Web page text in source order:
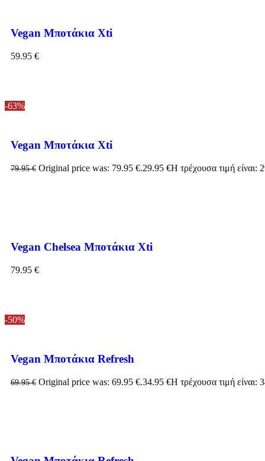
Vegan Μποτάκια Xti
59.95 €
-63%
Vegan Μποτάκια Xti
79.95€ Original price was: 79.95 €.29.95 €Η τρέχουσα τιμή είναι:
Vegan Chelsea Μποτάκια Xti
79.95 €
-50%
Vegan Μποτάκια Refresh
69.95€ Original price was: 69.95 €.34.95 €Η τρέχουσα τιμή είναι: